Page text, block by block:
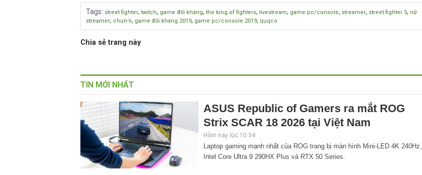
Tags: street fighter, twitch, game đối kháng, the king of fighters, livestream, game pc/console, streamer, street fighter 5, nữ
streamer, chun-li, game đối kháng 2019, game pc/console 2019, quqco
Chia sẻ trang này
TIN MỚI NHẤT
ASUS Republic of Gamers ra mắt ROG
Strix SCAR 18 2026 tại Việt Nam
Hôm nay lúc 10:34
Laptop gaming mạnh nhất của ROG trang bị màn hình Mini-LED 4K 240Hz,
Intel Core Ultra 9 290HX Plus và RTX 50 Series.